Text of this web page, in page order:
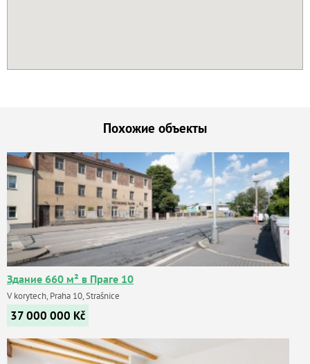
Похожие объекты
Здание 660 м² в Праге 10
V korytech, Praha 10, Strašnice
37 000 000 Kč